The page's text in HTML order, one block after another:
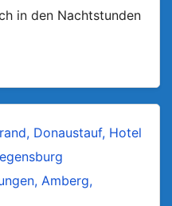
in den Nachtstunden